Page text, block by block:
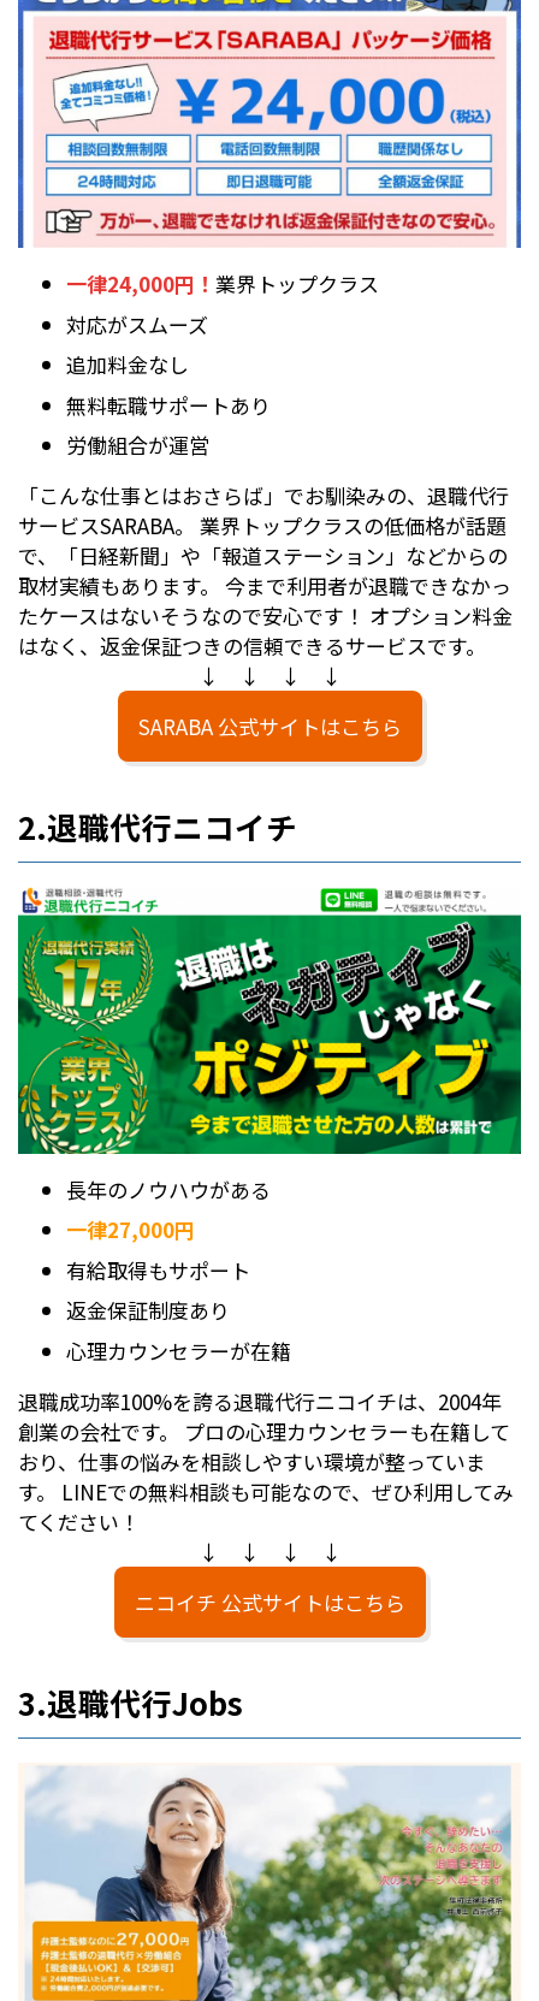
一律24,000円！ 業界トップクラス
対応がスムーズ
追加料金なし
無料転職サポートあり
労働組合が運営
「こんな仕事とはおさらば」でお馴染みの、退職代行
サービスSARABA。 業界トップクラスの低価格が話題
で、「日経新聞」や「報道ステーション」などからの
取材実績もあります。 今まで利用者が退職できなかっ
たケースはないそうなので安心です！ オプション料金
はなく、返金保証つきの信頼できるサービスです。
↓ ↓ ↓ ↓
SARABA 公式サイトはこちら
2.退職代行ニコイチ
長年のノウハウがある
一律27,000円
有給取得もサポート
返金保証制度あり
心理カウンセラーが在籍
退職成功率100%を誇る退職代行ニコイチは、2004年
創業の会社です。 プロの心理カウンセラーも在籍して
おり、仕事の悩みを相談しやすい環境が整っていま
す。 LINEでの無料相談も可能なので、ぜひ利用してみ
てください！
↓ ↓ ↓ ↓
ニコイチ 公式サイトはこちら
3.退職代行Jobs